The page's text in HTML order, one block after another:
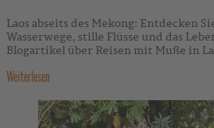
Laos abseits des Mekong: Entdecken
Wasserwege, stille Flüsse und das
Blogartikel über Reisen mit Muße in
Weiterlesen